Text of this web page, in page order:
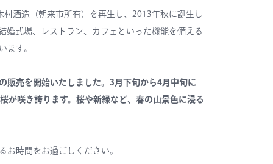
酒造（朝来市所有）を再生し、2013年秋に誕生し
婚式場、レストラン、カフェといった機能を備える
ます。
販売を開始いたしました。3月下旬から4月中旬に
が咲き誇ります。桜や新緑など、春の山景色に浸る
お時間をお過ごしください。